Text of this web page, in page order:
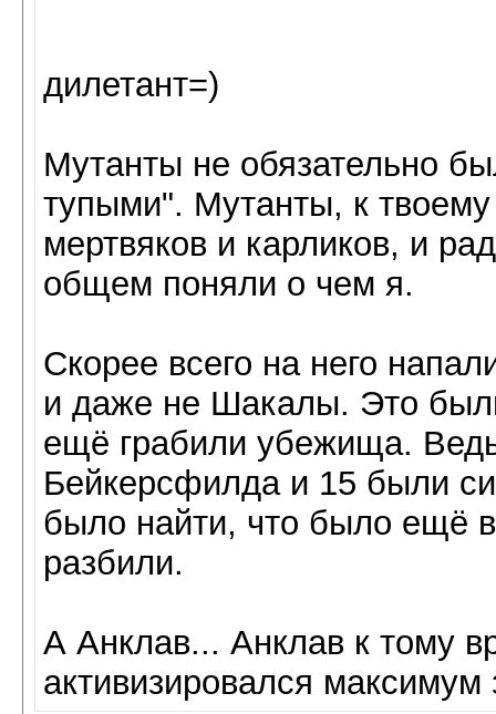
дилетант=)
Мутанты не обязательно
тупыми". Мутанты, к
мертвяков и карликов, и
общем поняли о чем я.
Скорее всего на него
и даже не Шакалы. Это
ещё грабили убежища.
Бейкерсфилда и 15 были
было найти, что было ещё
разбили.
А Анклав... Анклав к тому
активизировался